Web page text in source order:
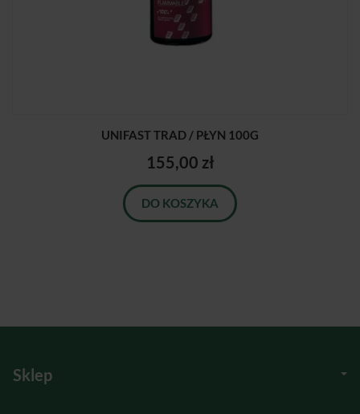
UNIFAST TRAD / PŁYN 100G
155,00 zł
DO KOSZYKA
Sklep